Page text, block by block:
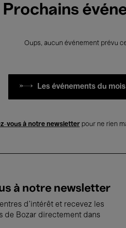
Prochains
Oups, aucun événement prévu
Les événements du
vous à notre newsletterpour ne rien
à notre newsletter
d'intérêt et recevez les
de Bozar directement dans